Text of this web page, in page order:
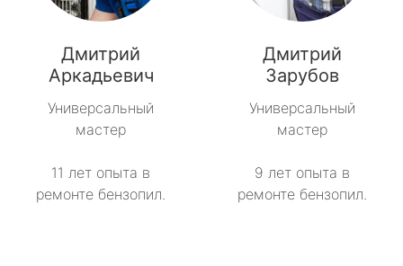
Дмитрий
Аркадьевич
Универсальный
мастер
11 лет опыта в
ремонте бензопил.
Дмитрий
Зарубов
Универсальный
мастер
9 лет опыта в
ремонте бензопил.